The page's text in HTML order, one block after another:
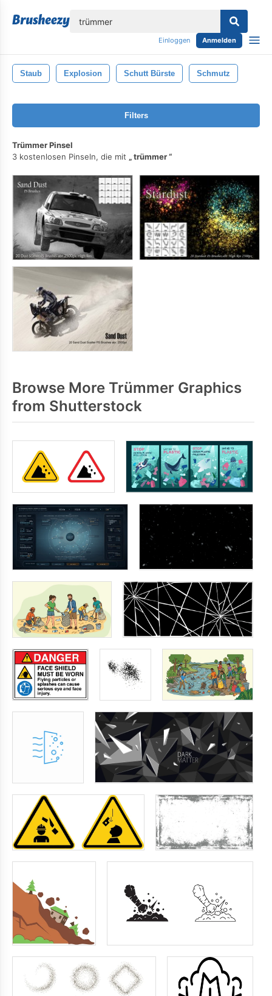
Einloggen Anmelden
Staub Explosion Schutt Bürste Schmutz
Filters
Trümmer Pinsel
3 kostenlosen Pinseln, die mit
trümmer
Browse More Trümmer Graphics
from Shutterstock